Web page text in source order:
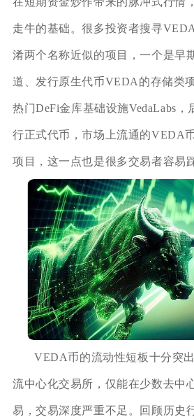
走牛的基础。很多投资者搜寻
淆两个名称近似的项目，一个是早
道、发行原生代币VEDA的存储类
热门DeFi金库基础设施VedaLabs，
行正式代币，市场上流通的VEDA
项目，这一点也是很多交易者容易
VEDA币的流动性短板十分突
流中心化交易所，仅能在少数去中
易，交易深度严重不足。回顾历史